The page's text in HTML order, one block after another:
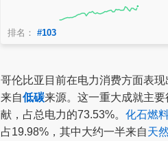
排名： #103
哥伦比亚目前在电力消费方面表
来自低碳来源。这一重大成就主要
献，占总电力的73.53%。 化石燃
占19.98%，其中大约一半来自天